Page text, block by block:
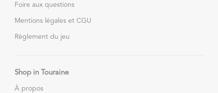
Foire aux questions
Mentions légales et CGU
Règlement du jeu
Shop in Touraine
À propos